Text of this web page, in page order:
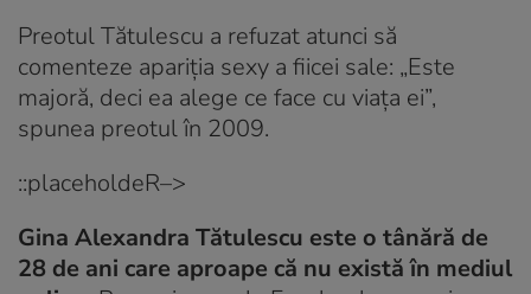
Preotul Tătulescu a refuzat atunci să
comenteze apariția sexy a fiicei sale: „Este
majoră, deci ea alege ce face cu viaţa ei”,
spunea preotul în 2009.
::placeholdeR–>
Gina Alexandra Tătulescu este o tânără de
28 de ani care aproape că nu există în mediul